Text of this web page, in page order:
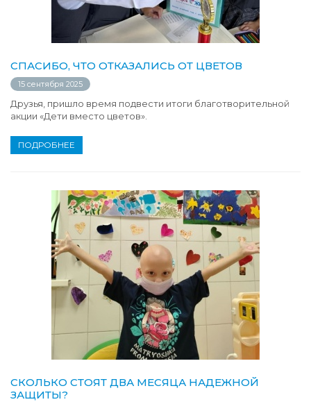
СПАСИБО, ЧТО ОТКАЗАЛИСЬ ОТ ЦВЕТОВ
15 сентября 2025
Друзья, пришло время подвести итоги благотворительной
акции «Дети вместо цветов».
ПОДРОБНЕЕ
СКОЛЬКО СТОЯТ ДВА МЕСЯЦА НАДЕЖНОЙ
ЗАЩИТЫ?